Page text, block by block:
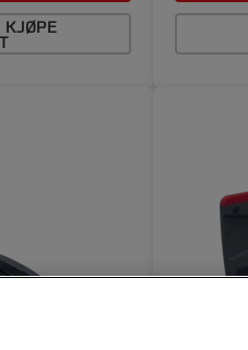
KJØPE